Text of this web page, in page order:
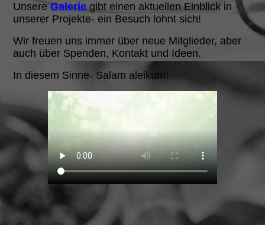
UnsereGaleriegibt einen aktuellen Einblick in
unserer Projekte- ein Besuch lohnt sich!
Wir freuen uns immer über neue Mitglieder, aber
auch über Spenden, Kontakt und Ideen.
In diesem Sinne- Salam aleikum!